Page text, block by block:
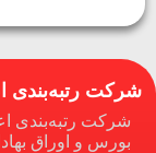
شرکت رتبه‌بندی
شرکت رتبه‌بندی
بورس و اوراق